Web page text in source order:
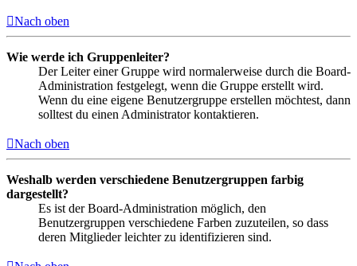
Nach oben
Wie werde ich Gruppenleiter?
Der Leiter einer Gruppe wird normalerweise durch die Board-
Administration festgelegt, wenn die Gruppe erstellt wird.
Wenn du eine eigene Benutzergruppe erstellen möchtest, dann
solltest du einen Administrator kontaktieren.
Nach oben
Weshalb werden verschiedene Benutzergruppen farbig
dargestellt?
Es ist der Board-Administration möglich, den
Benutzergruppen verschiedene Farben zuzuteilen, so dass
deren Mitglieder leichter zu identifizieren sind.